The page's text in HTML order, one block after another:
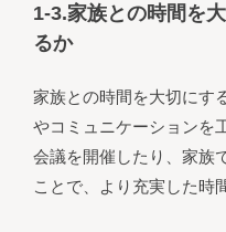
1-3.家族との時間を
るか
家族との時間を大切にす
やコミュニケーションを
会議を開催したり、家族
ことで、より充実した時